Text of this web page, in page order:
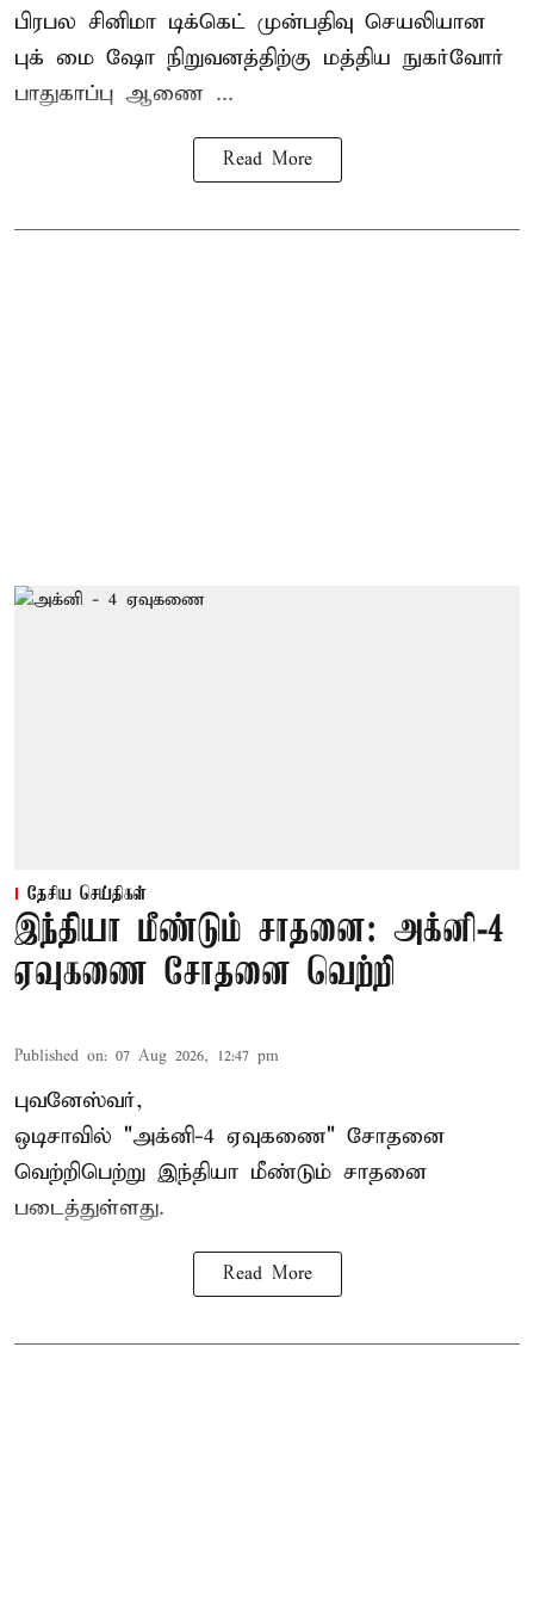
பிரபல சினிமா டிக்கெட் முன்பதிவு செயலியான
புக் மை ஷோ நிறுவனத்திற்கு மத்திய நுகர்வோர்
பாதுகாப்பு ஆணை ...
Read More
தேசிய செய்திகள்
இந்தியா மீண்டும் சாதனை: அக்னி-4
ஏவுகணை சோதனை வெற்றி
Published on: 07 Aug 2026, 12:47 pm
புவனேஸ்வர்,
ஒடிசாவில் "அக்னி-4 ஏவுகணை" சோதனை
வெற்றிபெற்று இந்தியா மீண்டும் சாதனை
படைத்துள்ளது.
Read More